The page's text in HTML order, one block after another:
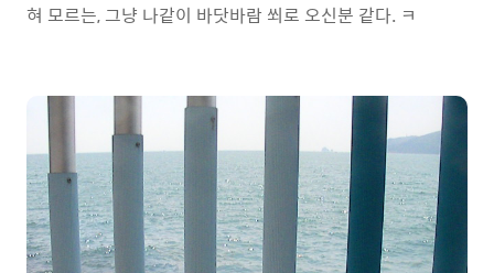
혀 모르는, 그냥 나같이 바닷바람 쐬로 오신분 같다. ㅋ